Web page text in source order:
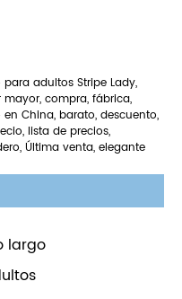
adultos Stripe Lady,
compra, fábrica,
China, barato, descuento,
lista de precios,
Última venta, elegante
largo